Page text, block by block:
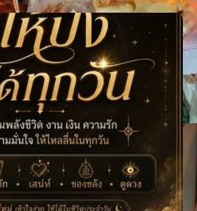
งที่ควรระวัง แต่ไม่ว่าจะเชื่อมากน้อยเพียงใด สิ่ง
” แ